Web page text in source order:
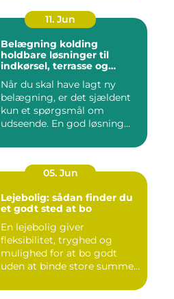
11. Jun
Belægning kolding
holdbare løsninger til
indkørsel, terrasse og
Når du skal have lagt ny
belægning, er det sjældent
kun et spørgsmål om
udseende. En god løsning
05. Jun
Lejebolig: sådan finder du
et godt sted at bo
En lejebolig giver
fleksibilitet, tryghed og
mulighed for at bo godt
uden at binde store summer